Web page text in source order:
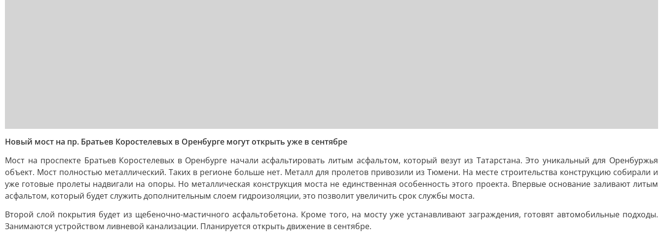
Новый мост на пр. Братьев Коростелевых в Оренбурге могут открыть уже в сентябре
Мост на проспекте Братьев Коростелевых в Оренбурге начали асфальтировать литым асфальтом, который везут из Татарстана. Это уникальный для Оренбуржья
объект. Мост полностью металлический. Таких в регионе больше нет. Металл для пролетов привозили из Тюмени. На месте строительства конструкцию собирали и
уже готовые пролеты надвигали на опоры. Но металлическая конструкция моста не единственная особенность этого проекта. Впервые основание заливают литым
асфальтом, который будет служить дополнительным слоем гидроизоляции, это позволит увеличить срок службы моста.
Второй слой покрытия будет из щебеночно-мастичного асфальтобетона. Кроме того, на мосту уже устанавливают заграждения, готовят автомобильные подходы.
Занимаются устройством ливневой канализации. Планируется открыть движение в сентябре.